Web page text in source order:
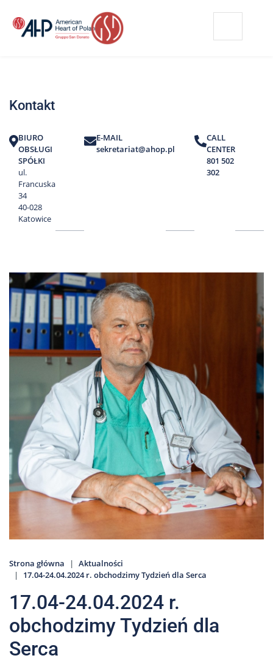
treści
Strefa
Edukacja
Pacjenta
O
nas
Marki
Nas
Kariera
Galeria
Kontakt
502
302
Kontakt
BIURO
OBSŁUGI
SPÓŁKI
ul.
Francuska
34
40-028
Katowice
E-MAIL
sekretariat@ahop.pl
CALL
CENTER
801 502
302
Strona główna
Aktualności
17.04-24.04.2024 r. obchodzimy Tydzień dla Serca
17.04-24.04.2024 r.
obchodzimy Tydzień dla
Serca